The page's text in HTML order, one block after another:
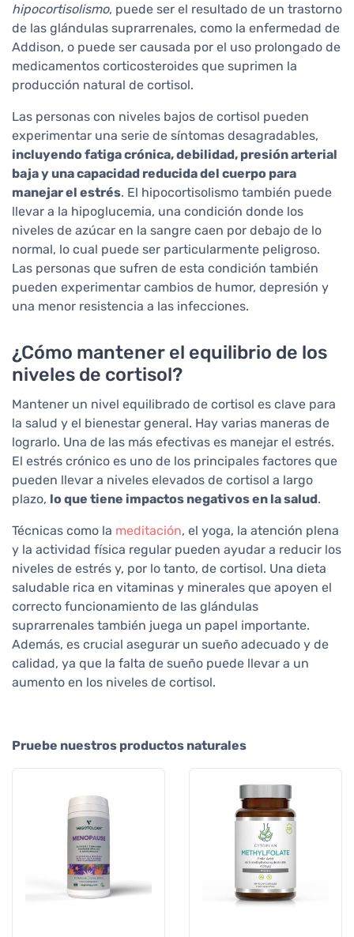
hipocortisolismo, puede ser el resultado de un trastorno
de las glándulas suprarrenales, como la enfermedad de
Addison, o puede ser causada por el uso prolongado de
medicamentos corticosteroides que suprimen la
producción natural de cortisol.
Las personas con niveles bajos de cortisol pueden
experimentar una serie de síntomas desagradables,
incluyendo fatiga crónica, debilidad, presión arterial
baja y una capacidad reducida del cuerpo para
manejar el estrés. El hipocortisolismo también puede
llevar a la hipoglucemia, una condición donde los
niveles de azúcar en la sangre caen por debajo de lo
normal, lo cual puede ser particularmente peligroso.
Las personas que sufren de esta condición también
pueden experimentar cambios de humor, depresión y
una menor resistencia a las infecciones.
¿Cómo mantener el equilibrio de los
niveles de cortisol?
Mantener un nivel equilibrado de cortisol es clave para
la salud y el bienestar general. Hay varias maneras de
lograrlo. Una de las más efectivas es manejar el estrés.
El estrés crónico es uno de los principales factores que
pueden llevar a niveles elevados de cortisol a largo
plazo, lo que tiene impactos negativos en la salud.
Técnicas como la meditación, el yoga, la atención plena
y la actividad física regular pueden ayudar a reducir los
niveles de estrés y, por lo tanto, de cortisol. Una dieta
saludable rica en vitaminas y minerales que apoyen el
correcto funcionamiento de las glándulas
suprarrenales también juega un papel importante.
Además, es crucial asegurar un sueño adecuado y de
calidad, ya que la falta de sueño puede llevar a un
aumento en los niveles de cortisol.
Pruebe nuestros productos naturales